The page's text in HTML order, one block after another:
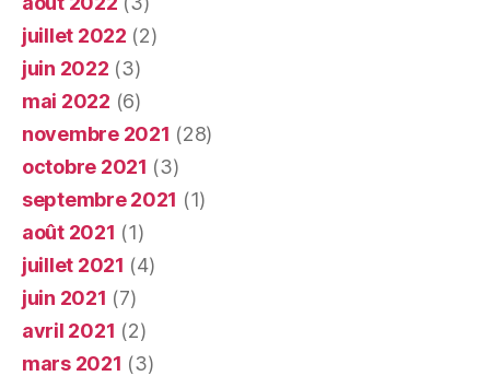
juillet 2022 (2)
juin 2022 (3)
mai 2022 (6)
novembre 2021 (28)
octobre 2021 (3)
septembre 2021 (1)
août 2021 (1)
juillet 2021 (4)
juin 2021 (7)
avril 2021 (2)
mars 2021 (3)